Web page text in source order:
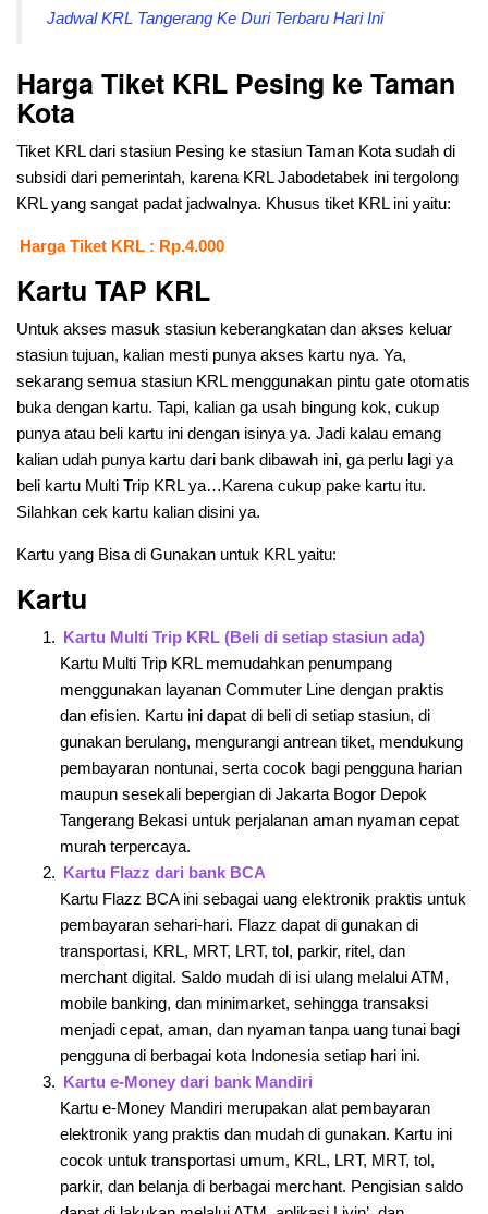
Jadwal KRL Tangerang Ke Duri Terbaru Hari Ini
Harga Tiket KRL Pesing ke Taman
Kota
Tiket KRL dari stasiun Pesing ke stasiun Taman Kota sudah di
subsidi dari pemerintah, karena KRL Jabodetabek ini tergolong
KRL yang sangat padat jadwalnya. Khusus tiket KRL ini yaitu:
Harga Tiket KRL : Rp.4.000
Kartu TAP KRL
Untuk akses masuk stasiun keberangkatan dan akses keluar
stasiun tujuan, kalian mesti punya akses kartu nya. Ya,
sekarang semua stasiun KRL menggunakan pintu gate otomatis
buka dengan kartu. Tapi, kalian ga usah bingung kok, cukup
punya atau beli kartu ini dengan isinya ya. Jadi kalau emang
kalian udah punya kartu dari bank dibawah ini, ga perlu lagi ya
beli kartu Multi Trip KRL ya…Karena cukup pake kartu itu.
Silahkan cek kartu kalian disini ya.
Kartu yang Bisa di Gunakan untuk KRL yaitu:
Kartu
Kartu Multi Trip KRL (Beli di setiap stasiun ada)
Kartu Multi Trip KRL memudahkan penumpang
menggunakan layanan Commuter Line dengan praktis
dan efisien. Kartu ini dapat di beli di setiap stasiun, di
gunakan berulang, mengurangi antrean tiket, mendukung
pembayaran nontunai, serta cocok bagi pengguna harian
maupun sesekali bepergian di Jakarta Bogor Depok
Tangerang Bekasi untuk perjalanan aman nyaman cepat
murah terpercaya.
Kartu Flazz dari bank BCA
Kartu Flazz BCA ini sebagai uang elektronik praktis untuk
pembayaran sehari-hari. Flazz dapat di gunakan di
transportasi, KRL, MRT, LRT, tol, parkir, ritel, dan
merchant digital. Saldo mudah di isi ulang melalui ATM,
mobile banking, dan minimarket, sehingga transaksi
menjadi cepat, aman, dan nyaman tanpa uang tunai bagi
pengguna di berbagai kota Indonesia setiap hari ini.
Kartu e-Money dari bank Mandiri
Kartu e-Money Mandiri merupakan alat pembayaran
elektronik yang praktis dan mudah di gunakan. Kartu ini
cocok untuk transportasi umum, KRL, LRT, MRT, tol,
parkir, dan belanja di berbagai merchant. Pengisian saldo